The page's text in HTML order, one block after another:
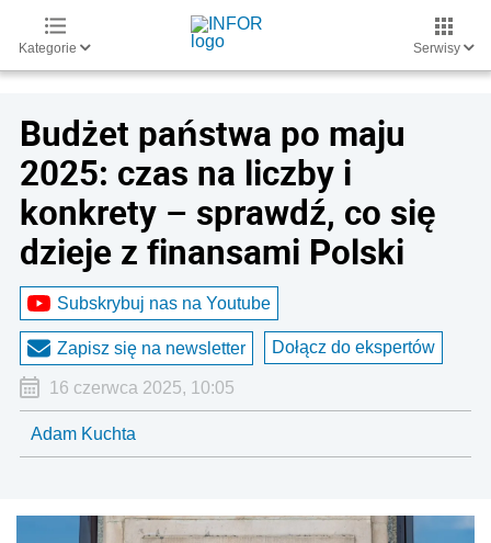
Kategorie Serwisy
Budżet państwa po maju
2025: czas na liczby i
konkrety – sprawdź, co się
dzieje z finansami Polski
Subskrybuj nas na Youtube
Zapisz się na newsletter Dołącz do ekspertów
16 czerwca 2025, 10:05
Adam Kuchta